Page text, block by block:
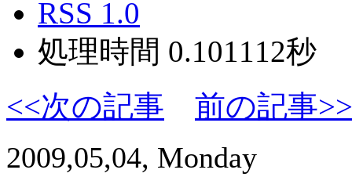
RSS 1.0
処理時間 0.101112秒
<<次の記事
前の記事>>
2009,05,04, Monday